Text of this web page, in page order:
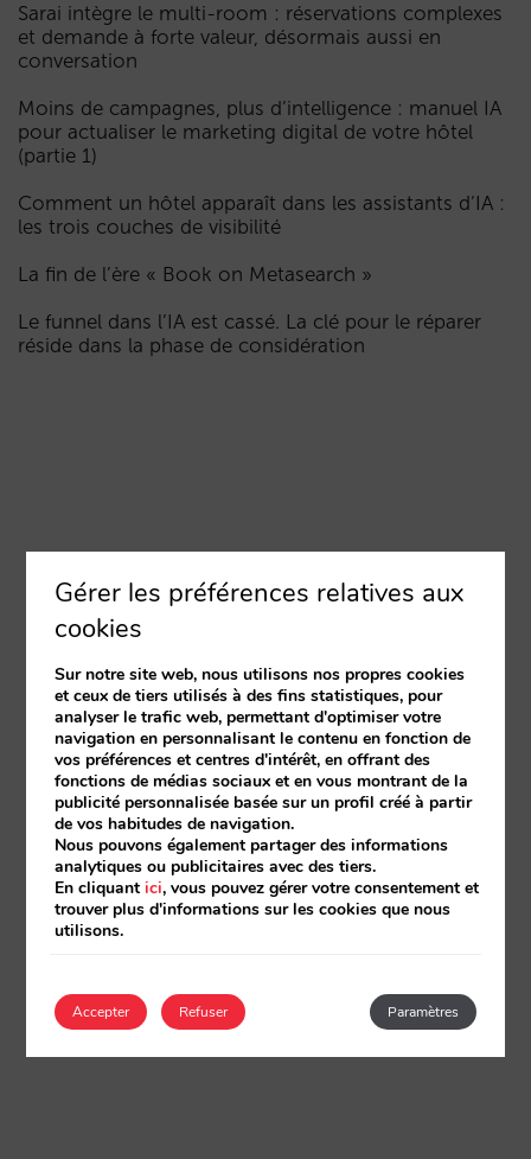
Sarai intègre le multi-room : réservations complexes
et demande à forte valeur, désormais aussi en
conversation
Moins de campagnes, plus d’intelligence : manuel IA
pour actualiser le marketing digital de votre hôtel
(partie 1)
Comment un hôtel apparaît dans les assistants d’IA :
les trois couches de visibilité
La fin de l’ère « Book on Metasearch »
Le funnel dans l’IA est cassé. La clé pour le réparer
réside dans la phase de considération
Gérer les préférences relatives aux
cookies
Sur notre site web, nous utilisons nos propres cookies
et ceux de tiers utilisés à des fins statistiques, pour
analyser le trafic web, permettant d'optimiser votre
navigation en personnalisant le contenu en fonction de
vos préférences et centres d'intérêt, en offrant des
fonctions de médias sociaux et en vous montrant de la
publicité personnalisée basée sur un profil créé à partir
de vos habitudes de navigation.
Nous pouvons également partager des informations
analytiques ou publicitaires avec des tiers.
En cliquantici, vous pouvez gérer votre consentement et
trouver plus d'informations sur les cookies que nous
utilisons.
Accepter Paramètres
Refuser